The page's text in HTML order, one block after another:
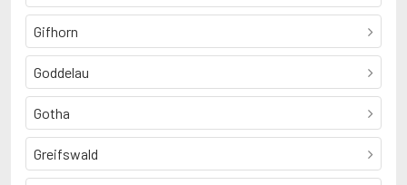
Gifhorn
Goddelau
Gotha
Greifswald